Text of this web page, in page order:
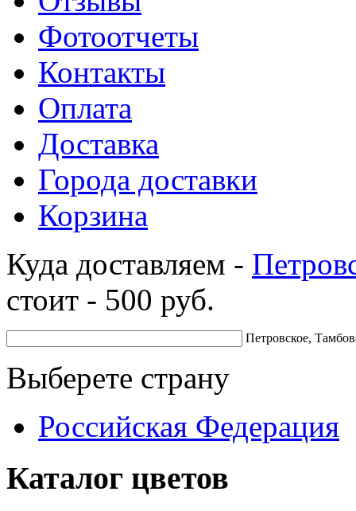
Фотоотчеты
Контакты
Оплата
Доставка
Города доставки
Корзина
Куда доставляем -
стоит - 500 руб.
Петровское,
Выберете страну
Российская Федерация
Каталог цветов